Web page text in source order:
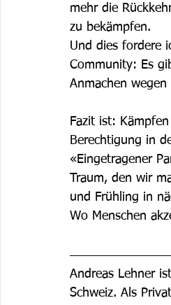
mehr die
zu bekämpfen.
Und dies fordere
Community: Es
Anmachen
Fazit ist:
Berechtigung in
«Eingetragener
Traum, den wir
und Frühling in
Wo Menschen
Andreas Lehner
Schweiz. Als